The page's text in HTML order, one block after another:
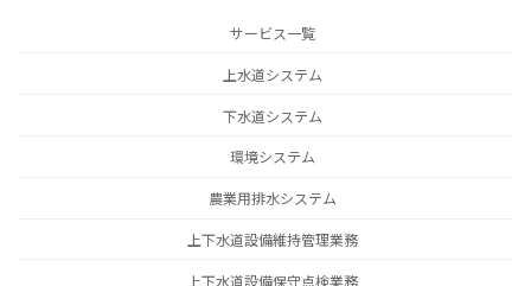
サービス一覧
上水道システム
下水道システム
環境システム
農業用排水システム
上下水道設備維持管理業務
上下水道設備保守点検業務